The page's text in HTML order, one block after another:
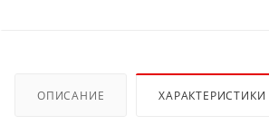
ОПИСАНИЕ ХАРАКТЕРИСТИКИ